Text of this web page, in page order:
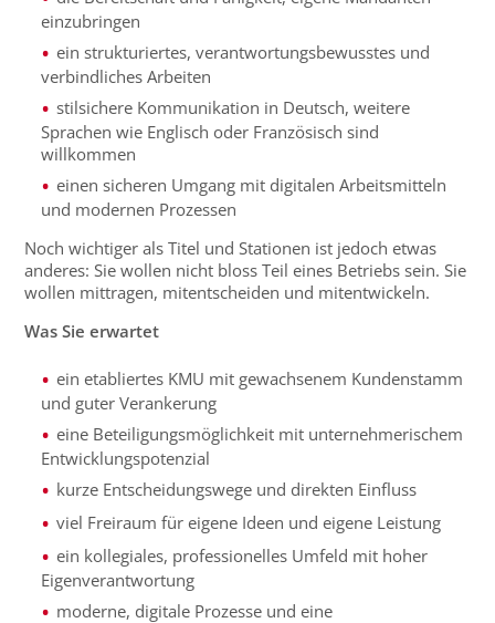
einzubringen
ein strukturiertes, verantwortungsbewusstes und
verbindliches Arbeiten
stilsichere Kommunikation in Deutsch, weitere
Sprachen wie Englisch oder Französisch sind
willkommen
einen sicheren Umgang mit digitalen Arbeitsmitteln
und modernen Prozessen
Noch wichtiger als Titel und Stationen ist jedoch etwas
anderes: Sie wollen nicht bloss Teil eines Betriebs sein. Sie
wollen mittragen, mitentscheiden und mitentwickeln.
Was Sie erwartet
ein etabliertes KMU mit gewachsenem Kundenstamm
und guter Verankerung
eine Beteiligungsmöglichkeit mit unternehmerischem
Entwicklungspotenzial
kurze Entscheidungswege und direkten Einfluss
viel Freiraum für eigene Ideen und eigene Leistung
ein kollegiales, professionelles Umfeld mit hoher
Eigenverantwortung
moderne, digitale Prozesse und eine